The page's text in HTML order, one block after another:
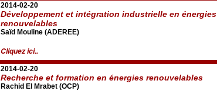
2014-02-20
Développement et intégration industrielle en énergies
renouvelables
Saïd Mouline (ADEREE)
Cliquez ici..
2014-02-20
Recherche et formation en énergies renouvelables
Rachid El Mrabet (OCP)